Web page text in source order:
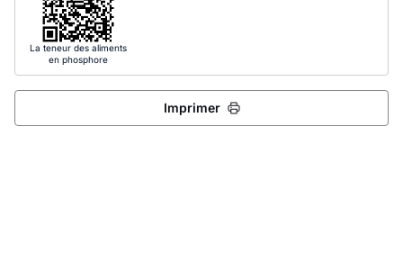
La teneur des aliments
en phosphore
Imprimer